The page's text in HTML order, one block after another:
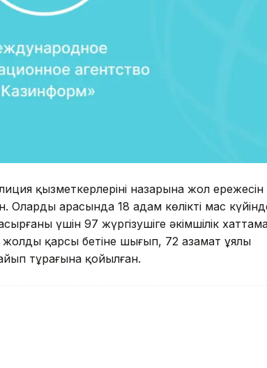
қызметкерлерінің назарына жол ережесін
Олардың арасында 18 адам көлікті мас
үшін 97 жүргізушіге әкімшілік
қарсы бетіне шығып, 72 азамат ұялы
тұрағына қойылған.